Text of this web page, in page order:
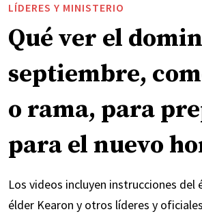
LÍDERES Y MINISTERIO
Qué ver el
septiembre,
o rama, para
para el nuevo
Los videos incluyen instrucciones del
élder Kearon y otros líderes y